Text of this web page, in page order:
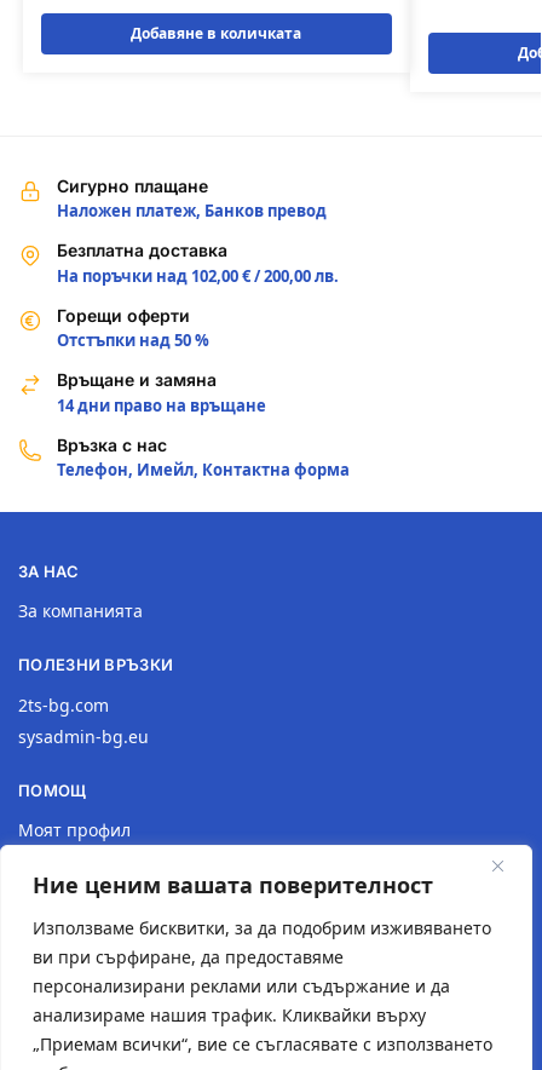
Ние ценим вашата поверителност
Използваме бисквитки, за да подобрим изживяването
ви при сърфиране, да предоставяме
персонализирани реклами или съдържание и да
анализираме нашия трафик. Кликвайки върху
„Приемам всички“, вие се съгласявате с използването
Добавяне в количката
Сигурно плащане
Наложен платеж, Банков превод
Безплатна доставка
На поръчки над 102,00 € / 200,00 лв.
Горещи оферти
Отстъпки над 50 %
Връщане и замяна
14 дни право на връщане
Връзка с нас
Телефон, Имейл, Контактна форма
ЗА НАС
За компанията
ПОЛЕЗНИ ВРЪЗКИ
2ts-bg.com
sysadmin-bg.eu
ПОМОЩ
Моят профил
Връщане на продукт
Политика за поверителност
Местоположение
Контактна форма